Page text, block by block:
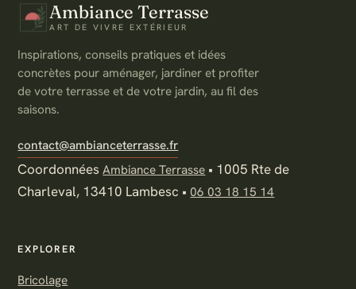
Ambiance Terrasse
ART DE VIVRE EXTÉRIEUR
Inspirations, conseils pratiques et idées
concrètes pour aménager, jardiner et profiter
de votre terrasse et de votre jardin, au fil des
saisons.
contact@ambianceterrasse.fr
Coordonnées Ambiance Terrasse • 1005 Rte de
Charleval, 13410 Lambesc •06 03 18 15 14
EXPLORER
Bricolage